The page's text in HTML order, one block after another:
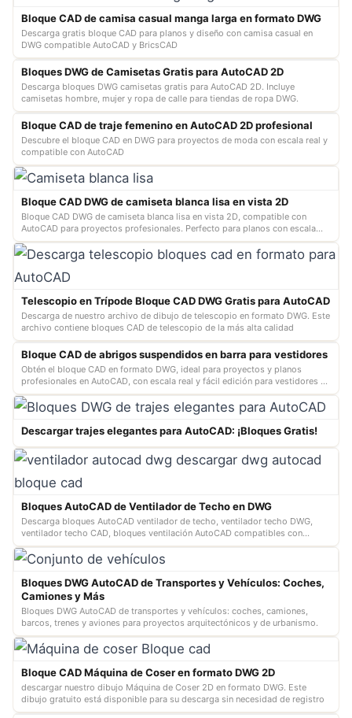
Bloque CAD de camisa casual manga larga en formato DWG
Descarga gratis bloque CAD para planos y diseño con camisa casual en
DWG compatible AutoCAD y BricsCAD
Bloques DWG de Camisetas Gratis para AutoCAD 2D
Descarga bloques DWG camisetas gratis para AutoCAD 2D. Incluye
camisetas hombre, mujer y ropa de calle para tiendas de ropa DWG.
Bloque CAD de traje femenino en AutoCAD 2D profesional
Descubre el bloque CAD en DWG para proyectos de moda con escala real y
compatible con AutoCAD
Bloque CAD DWG de camiseta blanca lisa en vista 2D
Bloque CAD DWG de camiseta blanca lisa en vista 2D, compatible con
AutoCAD para proyectos profesionales. Perfecto para planos con escala
real y fácil e…
Telescopio en Trípode Bloque CAD DWG Gratis para AutoCAD
Descarga de nuestro archivo de dibujo de telescopio en formato DWG. Este
archivo contiene bloques CAD de telescopio de la más alta calidad
Bloque CAD de abrigos suspendidos en barra para vestidores
Obtén el bloque CAD en formato DWG, ideal para proyectos y planos
profesionales en AutoCAD, con escala real y fácil edición para vestidores y
armarios.
Descargar trajes elegantes para AutoCAD: ¡Bloques Gratis!
Bloques AutoCAD de Ventilador de Techo en DWG
Descarga bloques AutoCAD ventilador de techo, ventilador techo DWG,
ventilador techo CAD, bloques ventilación AutoCAD compatibles con
AutoCAD
Bloques DWG AutoCAD de Transportes y Vehículos: Coches,
Camiones y Más
Bloques DWG AutoCAD de transportes y vehículos: coches, camiones,
barcos, trenes y aviones para proyectos arquitectónicos y de urbanismo.
Bloque CAD Máquina de Coser en formato DWG 2D
descargar nuestro dibujo Máquina de Coser 2D en formato DWG. Este
dibujo gratuito está disponible para su descarga sin necesidad de registro